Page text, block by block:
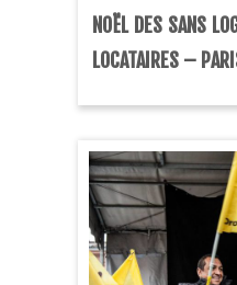
NOËL DES SANS
LOCATAIRES –